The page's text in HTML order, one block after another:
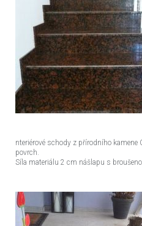
nteriérové schody z přírodního kamene
povrch.
Síla materiálu 2 cm nášlapu s